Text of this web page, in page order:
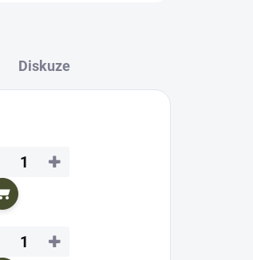
Diskuze
+
Do košíku
+